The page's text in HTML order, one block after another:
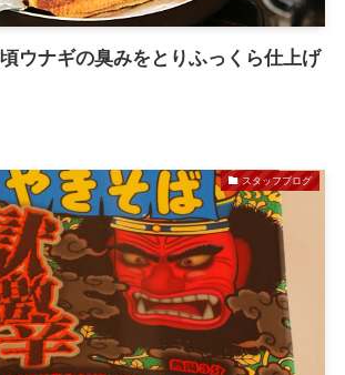
ウナギの臭みをとりふっくら仕上げ
スタッフブログ